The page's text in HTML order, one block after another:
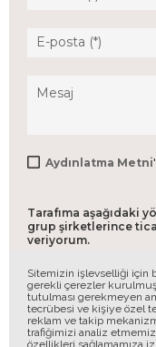
Aydınlatma Metni
Tarafıma aşağıdaki
grup şirketlerince
veriyorum.
Telefon Araması
E-posta Gönderimi
Sitemizin işlevselliği için
gerekli çerezler
tutulması gerekmeyen
tecrübesi ve kişiye özel
reklam ve takip
trafiğimizi analiz
özellikleri sağlamamıza